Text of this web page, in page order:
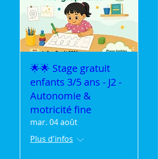
🌟🌟 Stage gratuit
enfants 3/5 ans - J2 -
Autonomie &
motricité fine
mar. 04 août
Plus d'infos